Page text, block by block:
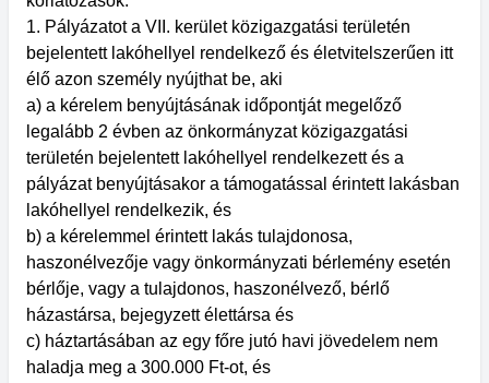
1. Pályázatot a VII. kerület közigazgatási területén
bejelentett lakóhellyel rendelkező és életvitelszerűen itt
élő azon személy nyújthat be, aki
a) a kérelem benyújtásának időpontját megelőző
legalább 2 évben az önkormányzat közigazgatási
területén bejelentett lakóhellyel rendelkezett és a
pályázat benyújtásakor a támogatással érintett lakásban
lakóhellyel rendelkezik, és
b) a kérelemmel érintett lakás tulajdonosa,
haszonélvezője vagy önkormányzati bérlemény esetén
bérlője, vagy a tulajdonos, haszonélvező, bérlő
házastársa, bejegyzett élettársa és
c) háztartásában az egy főre jutó havi jövedelem nem
haladja meg a 300.000 Ft-ot, és